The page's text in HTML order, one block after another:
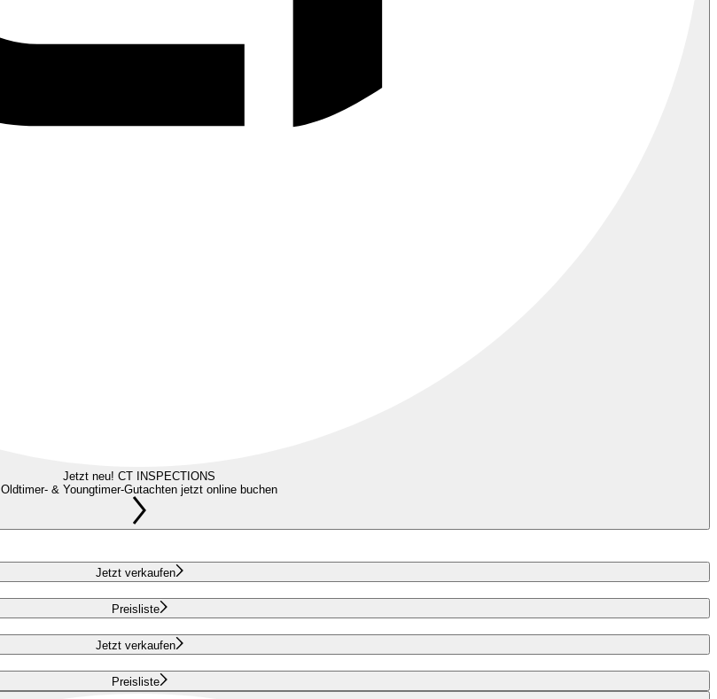
Jetzt neu! CT INSPECTIONS
Oldtimer- & Youngtimer-Gutachten jetzt online buchen
Jetzt verkaufen
Preisliste
Jetzt verkaufen
Preisliste